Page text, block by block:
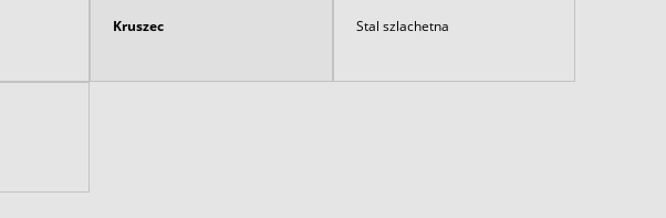
Kruszec Stal szlachetna